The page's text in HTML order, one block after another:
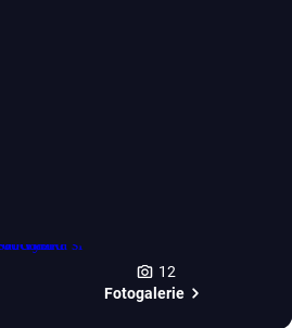
12
Fotogalerie